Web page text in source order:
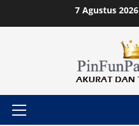
7 Agustus 2026
Primary